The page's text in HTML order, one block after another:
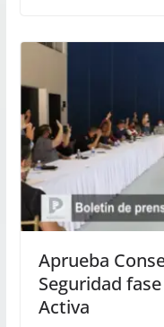
Aprueba
Seguridad
Activa